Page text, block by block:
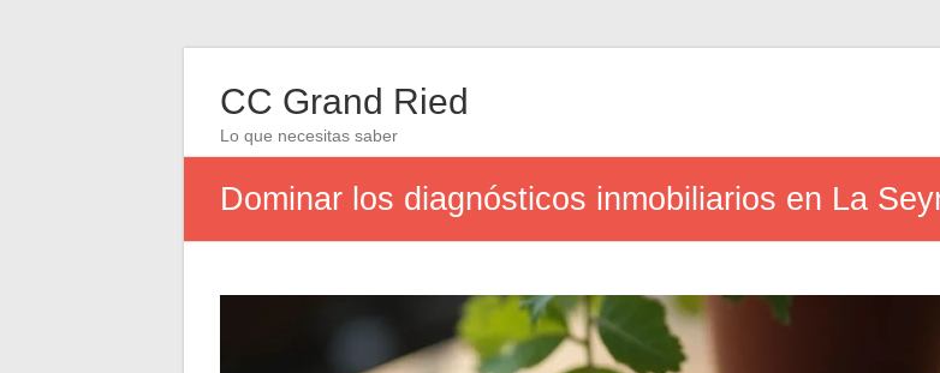
CC Grand Ried
Lo que necesitas saber
Dominar los diagnósticos inmobiliarios en La